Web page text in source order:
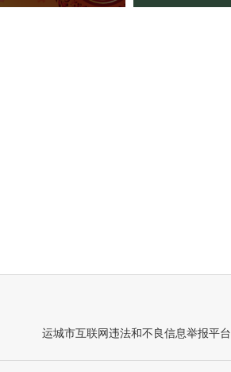
运城市互联网违法和不良信息举报平台